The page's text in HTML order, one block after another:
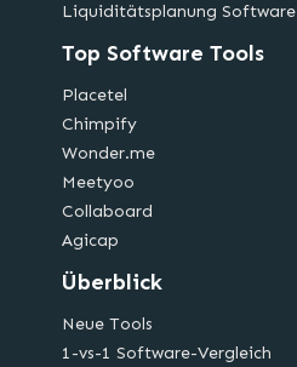
Liquiditätsplanung Software
Top Software Tools
Placetel
Chimpify
Wonder.me
Meetyoo
Collaboard
Agicap
Überblick
Neue Tools
1-vs-1 Software-Vergleich